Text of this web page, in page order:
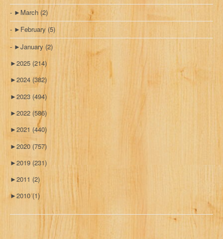
► March (2)
► February (5)
►January (2)
►2025 (214)
►2024 (382)
►2023 (494)
►2022 (586)
►2021 (440)
►2020 (757)
►2019 (231)
►2011 (2)
►2010(1)